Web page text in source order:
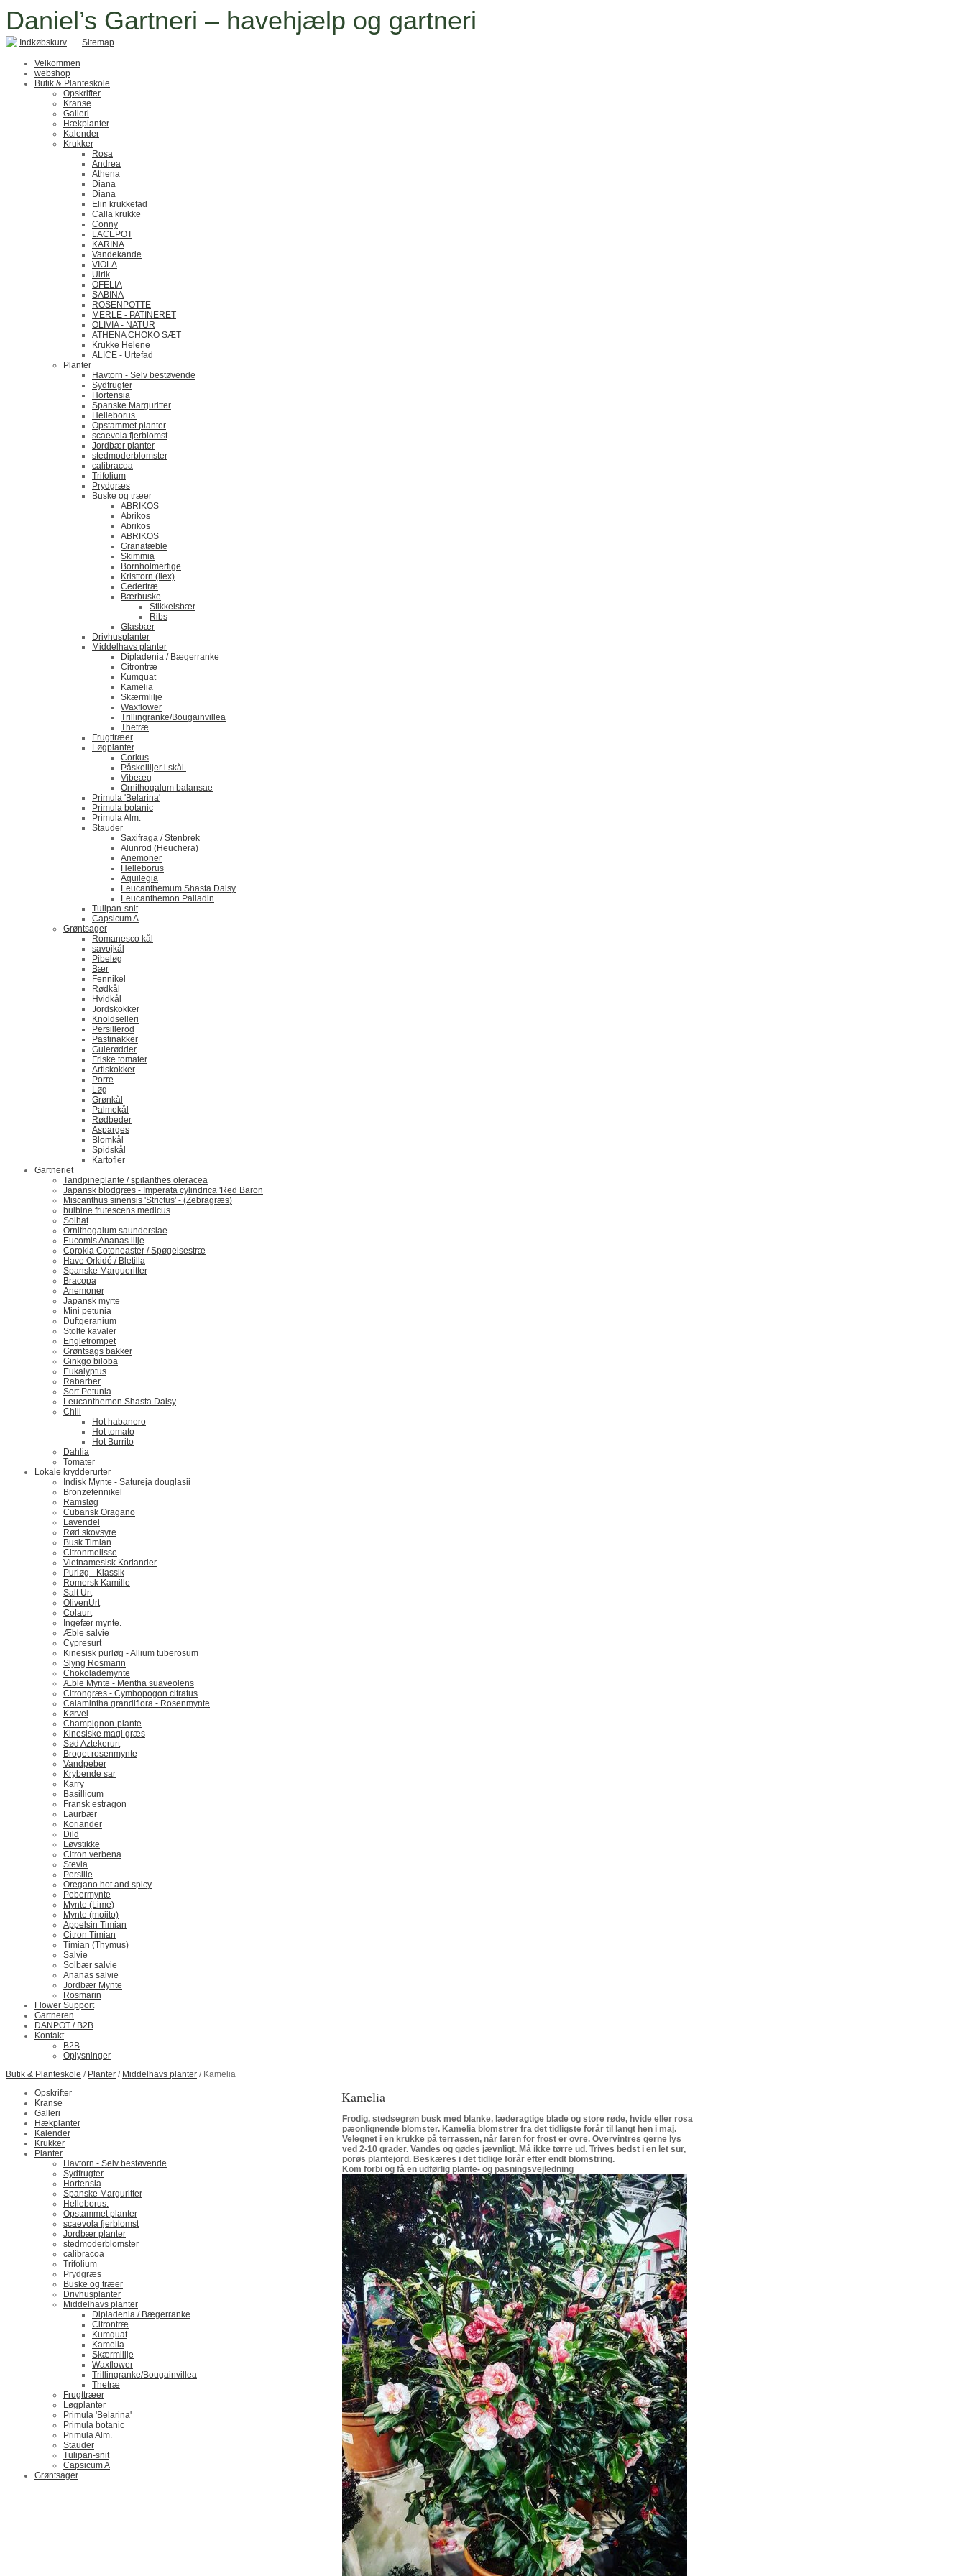
Daniel’s Gartneri – havehjælp og gartneri
Indkøbskurv Sitemap
Velkommen
webshop
Butik & Planteskole
Opskrifter
Kranse
Galleri
Hækplanter
Kalender
Krukker
Rosa
Andrea
Athena
Diana
Diana
Elin krukkefad
Calla krukke
Conny
LACEPOT
KARINA
Vandekande
VIOLA
Ulrik
OFELIA
SABINA
ROSENPOTTE
MERLE - PATINERET
OLIVIA - NATUR
ATHENA CHOKO SÆT
Krukke Helene
ALICE - Urtefad
Planter
Havtorn - Selv bestøvende
Sydfrugter
Hortensia
Spanske Marguritter
Helleborus.
Opstammet planter
scaevola fjerblomst
Jordbær planter
stedmoderblomster
calibracoa
Trifolium
Prydgræs
Buske og træer
ABRIKOS
Abrikos
Abrikos
ABRIKOS
Granatæble
Skimmia
Bornholmerfige
Kristtorn (Ilex)
Cedertræ
Bærbuske
Stikkelsbær
Ribs
Glasbær
Drivhusplanter
Middelhavs planter
Dipladenia / Bægerranke
​Citrontræ
Kumquat
​Kamelia
Skærmlilje
Waxflower
​Trillingranke/Bougainvillea
Thetræ
Frugttræer
Løgplanter
Corkus
Påskeliljer i skål.
Vibeæg
Ornithogalum balansae
Primula 'Belarina'
Primula botanic
Primula Alm.
Stauder
Saxifraga / Stenbrek
Alunrod (Heuchera)
Anemoner
Helleborus
Aquilegia
Leucanthemum Shasta Daisy
Leucanthemon Palladin
Tulipan-snit
Capsicum A
Grøntsager
Romanesco kål
savojkål
Pibeløg
Bær
Fennikel
Rødkål
Hvidkål
Jordskokker
Knoldselleri
Persillerod
Pastinakker
Gulerødder
Friske tomater
Artiskokker
Porre
Løg
Grønkål
Palmekål
Rødbeder
Asparges
Blomkål
Spidskål
Kartofler
Gartneriet
Tandpineplante / spilanthes oleracea
Japansk blodgræs - Imperata cylindrica 'Red Baron
Miscanthus sinensis 'Strictus' - (Zebragræs)
bulbine frutescens medicus
Solhat
Ornithogalum saundersiae
Eucomis Ananas lilje
Corokia Cotoneaster / Spøgelsestræ
Have Orkidé / Bletilla
Spanske Margueritter
Bracopa
Anemoner
Japansk myrte
Mini petunia
Duftgeranium
Stolte kavaler
Engletrompet
Grøntsags bakker
Ginkgo biloba
Eukalyptus
Rabarber
Sort Petunia
Leucanthemon Shasta Daisy
Chili
Hot habanero
Hot tomato
Hot Burrito
Dahlia
Tomater
Lokale krydderurter
Indisk Mynte - Satureja douglasii
Bronzefennikel
Ramsløg
Cubansk Oragano
Lavendel
Rød skovsyre
Busk Timian
Citronmelisse
Vietnamesisk Koriander
Purløg - Klassik
Romersk Kamille
Salt Urt
OlivenUrt
Colaurt
Ingefær mynte.
Æble salvie
Cypresurt
Kinesisk purløg - Allium tuberosum
Slyng Rosmarin
Chokolademynte
Æble Mynte - Mentha suaveolens
Citrongræs - Cymbopogon citratus
Calamintha grandiflora - Rosenmynte
Kørvel
Champignon-plante
Kinesiske magi græs
Sød Aztekerurt
Broget rosenmynte
Vandpeber
Krybende sar
Karry
Basillicum
Fransk estragon
Laurbær
Koriander
Dild
Løvstikke
Citron verbena
Stevia
Persille
Oregano hot and spicy
Pebermynte
Mynte (Lime)
Mynte (mojito)
Appelsin Timian
Citron Timian
Timian (Thymus)
Salvie
Solbær salvie
Ananas salvie
Jordbær Mynte
Rosmarin
Flower Support
Gartneren
DANPOT / B2B
Kontakt
B2B
Oplysninger
Butik & Planteskole / Planter / Middelhavs planter / ​Kamelia
Opskrifter
Kranse
Galleri
Hækplanter
Kalender
Krukker
Planter
Havtorn - Selv bestøvende
Sydfrugter
Hortensia
Spanske Marguritter
Helleborus.
Opstammet planter
scaevola fjerblomst
Jordbær planter
stedmoderblomster
calibracoa
Trifolium
Prydgræs
Buske og træer
Drivhusplanter
Middelhavs planter
Dipladenia / Bægerranke
​Citrontræ
Kumquat
​Kamelia
Skærmlilje
Waxflower
​Trillingranke/Bougainvillea
Thetræ
Frugttræer
Løgplanter
Primula 'Belarina'
Primula botanic
Primula Alm.
Stauder
Tulipan-snit
Capsicum A
Grøntsager
​Kamelia
Frodig, stedsegrøn busk med blanke, læderagtige blade og store røde, hvide eller rosa
pæonlignende blomster. Kamelia blomstrer fra det tidligste forår til langt hen i maj.
Velegnet i en krukke på terrassen, når faren for frost er ovre. Overvintres gerne lys
ved 2-10 grader. Vandes og gødes jævnligt. Må ikke tørre ud. Trives bedst i en let sur,
porøs plantejord. Beskæres i det tidlige forår efter endt blomstring.
Kom forbi og få en udførlig plante- og pasningsvejledning